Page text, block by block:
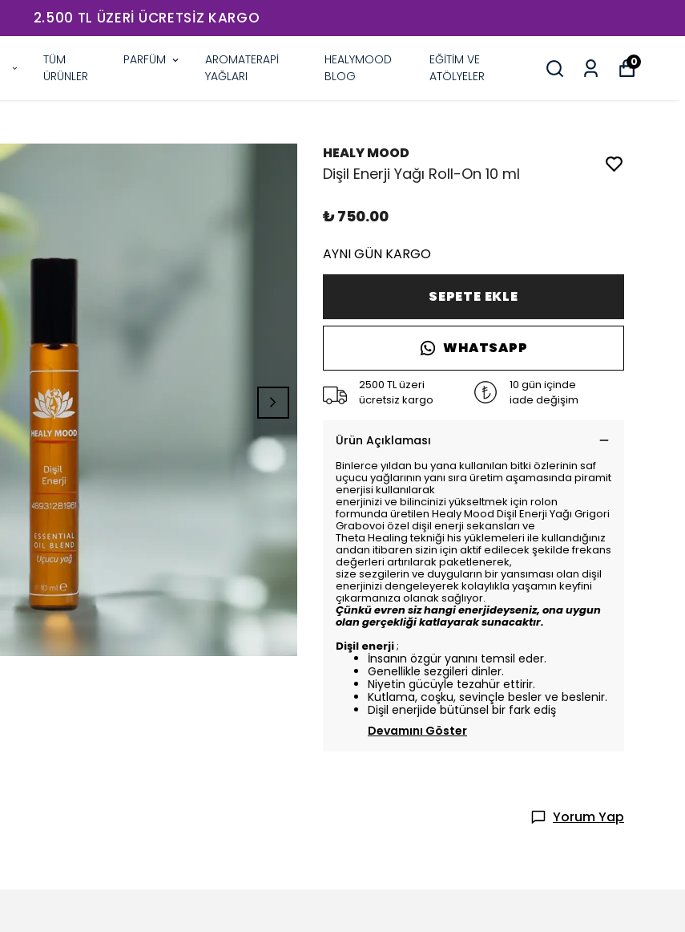
2.500 TL ÜZERI ÜCRETSIZ KARGO
TÜM
ÜRÜNLER
PARFÜM
AROMATERAPİ
YAĞLARI
HEALYMOOD
BLOG
EĞİTİM VE
ATÖLYELER
0
HEALY MOOD
Dişil Enerji Yağı Roll-On 10 ml
₺ 750.00
AYNI GÜN KARGO
SEPETE EKLE
WHATSAPP
2500 TL üzeri
ücretsiz kargo
10 gün içinde
iade değişim
Ürün Açıklaması
Binlerce yıldan bu yana kullanılan bitki özlerinin saf
uçucu yağlarının yanı sıra üretim aşamasında piramit
enerjisi kullanılarak
enerjinizi ve bilincinizi yükseltmek için rolon
formunda üretilen Healy Mood Dişil Enerji Yağı Grigori
Grabovoi özel dişil enerji sekansları ve
Theta Healing tekniği his yüklemeleri ile kullandığınız
andan itibaren sizin için aktif edilecek şekilde frekans
değerleri artırılarak paketlenerek,
size sezgilerin ve duyguların bir yansıması olan dişil
enerjinizi dengeleyerek kolaylıkla yaşamın keyfini
çıkarmanıza olanak sağlıyor.
Çünkü evren siz hangi enerjideyseniz, ona uygun
olan gerçekliği katlayarak sunacaktır.
Dişil enerji;
İnsanın özgür yanını temsil eder.
Genellikle sezgileri dinler.
Niyetin gücüyle tezahür ettirir.
Kutlama, coşku, sevinçle besler ve beslenir.
Dişil enerjide bütünsel bir fark ediş
Devamını Göster
Yorum Yap